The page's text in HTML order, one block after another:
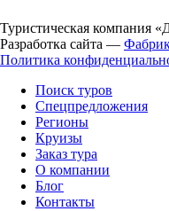
Туристическая компания
Разработка сайта —
Политика
Поиск туров
Спецпредложения
Регионы
Круизы
Заказ тура
О компании
Блог
Контакты